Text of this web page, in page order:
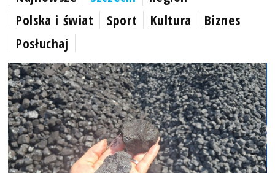
Polska i świat
Sport Kultura
Biznes
Posłuchaj